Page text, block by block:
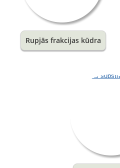
Rupjās frakcijas kūdra